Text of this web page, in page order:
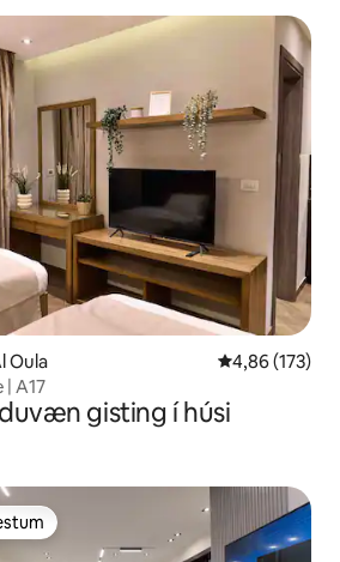
Oula 4,86 af 5 í
4,86 (173)
A17
gisting í húsi
gestum